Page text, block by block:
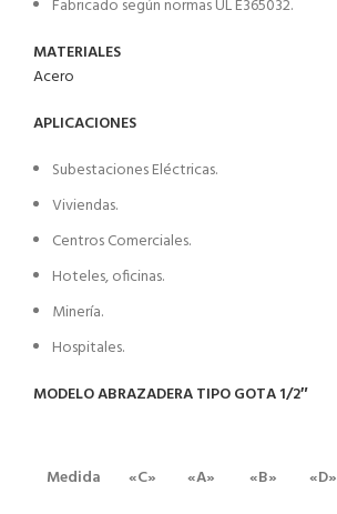
Fabricado según normas UL E365032.
MATERIALES
Acero
APLICACIONES
Subestaciones Eléctricas.
Viviendas.
Centros Comerciales.
Hoteles, oficinas.
Minería.
Hospitales.
MODELO ABRAZADERA TIPO GOTA 1/2″
Medida «C» «A» «B» «D»